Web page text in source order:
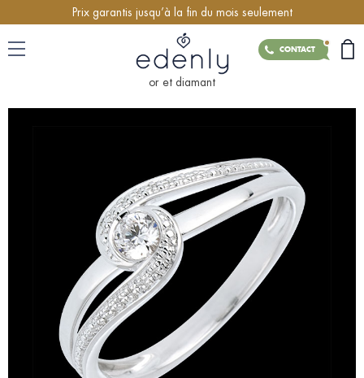
Prix garantis jusqu’à la fin du mois seulement
CONTACT
or et diamant